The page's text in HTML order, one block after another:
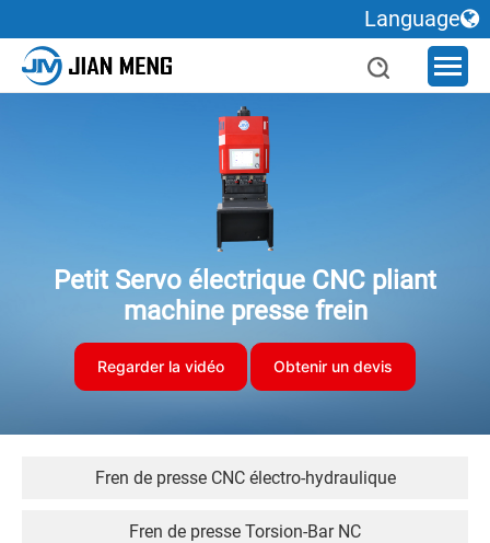
Petit Servo électrique CNC pliant
machine presse frein
Regarder la vidéo Obtenir un devis
Fren de presse CNC électro-hydraulique
Fren de presse Torsion-Bar NC
Language